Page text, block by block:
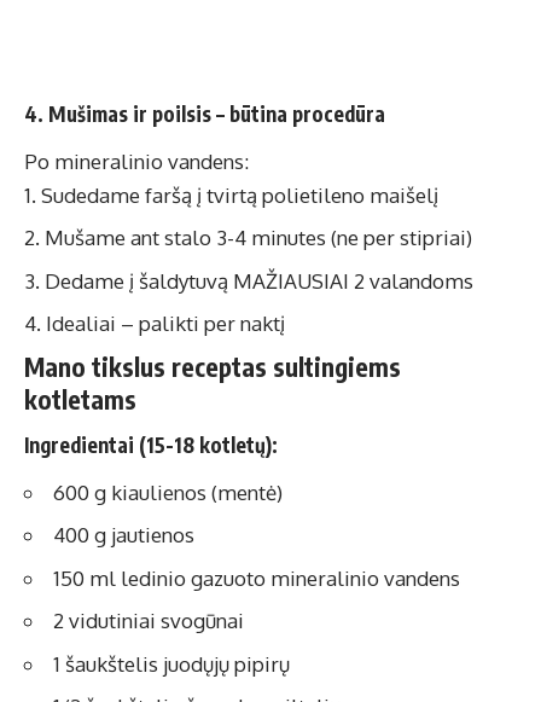
4. Mušimas ir poilsis – būtina procedūra
Po mineralinio vandens:
Sudedame faršą į tvirtą polietileno maišelį
Mušame ant stalo 3-4 minutes (ne per stipriai)
Dedame į šaldytuvą MAŽIAUSIAI 2 valandoms
Idealiai – palikti per naktį
Mano tikslus receptas sultingiems
kotletams
Ingredientai (15-18 kotletų):
600 g kiaulienos (mentė)
400 g jautienos
150 ml ledinio gazuoto mineralinio vandens
2 vidutiniai svogūnai
1 šaukštelis juodųjų pipirų